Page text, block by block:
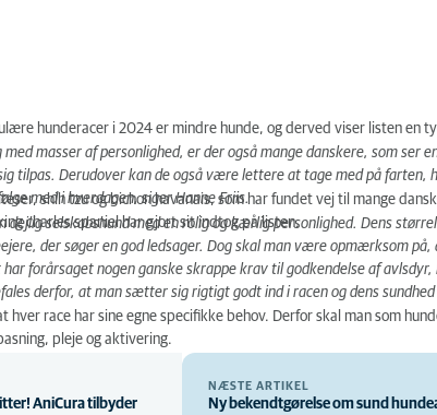
hunderacer i 2024 er mindre hunde, og derved viser listen en
masser af personlighed, er der også mange danskere, som ser
tilpas. Derudover kan de også være lettere at tage med på farten,
med i hverdagen, siger Hanne Friis.
shih tzu og bichon havanais, som har fundet vej til mange
charles spaniel har gjort sit indtog på listen.
dejlig selskabshund med en rolig og kærlig personlighed. Dens
der søger en god ledsager. Dog skal man være opmærksom
forårsaget nogen ganske skrappe krav til godkendelse af avlsdyr,
derfor, at man sætter sig rigtigt godt ind i racen og dens
hver race har sine egne specifikke behov. Derfor skal man som
pleje og aktivering.
AniCura tilbyder
NÆSTE ARTIKEL
Ny bekendtgørelse om sund